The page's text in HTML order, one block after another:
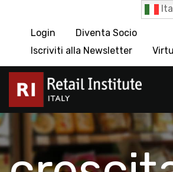
Login
Diventa Socio
Iscriviti alla Newsletter